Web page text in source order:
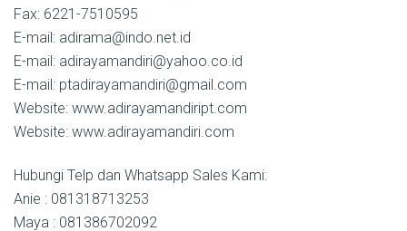
Fax: 6221-7510595
E-mail: adirama@indo.net.id
E-mail: adirayamandiri@yahoo.co.id
E-mail: ptadirayamandiri@gmail.com
Website: www.adirayamandiript.com
Website: www.adirayamandiri.com
Hubungi Telp dan Whatsapp Sales Kami:
Anie : 081318713253
Maya : 081386702092